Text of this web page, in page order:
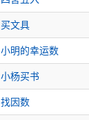
买文具
小明的幸运数
小杨买书
找因数